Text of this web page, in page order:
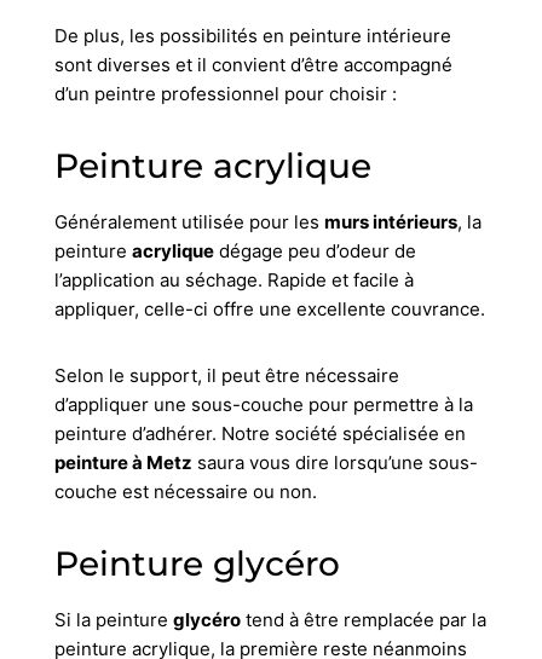
De plus, les possibilités en peinture intérieure
sont diverses et il convient d’être accompagné
d’un peintre professionnel pour choisir :
Peinture acrylique
Généralement utilisée pour les murs intérieurs, la
peinture acryliquedégage peu d’odeur de
l’application au séchage. Rapide et facile à
appliquer, celle-ci offre une excellente couvrance.
Selon le support, il peut être nécessaire
d’appliquer une sous-couche pour permettre à la
peinture d’adhérer. Notre société spécialisée en
peinture à Metz saura vous dire lorsqu’une sous-
couche est nécessaire ou non.
Peinture glycéro
Si la peinture glycérotend à être remplacée par la
peinture acrylique, la première reste néanmoins